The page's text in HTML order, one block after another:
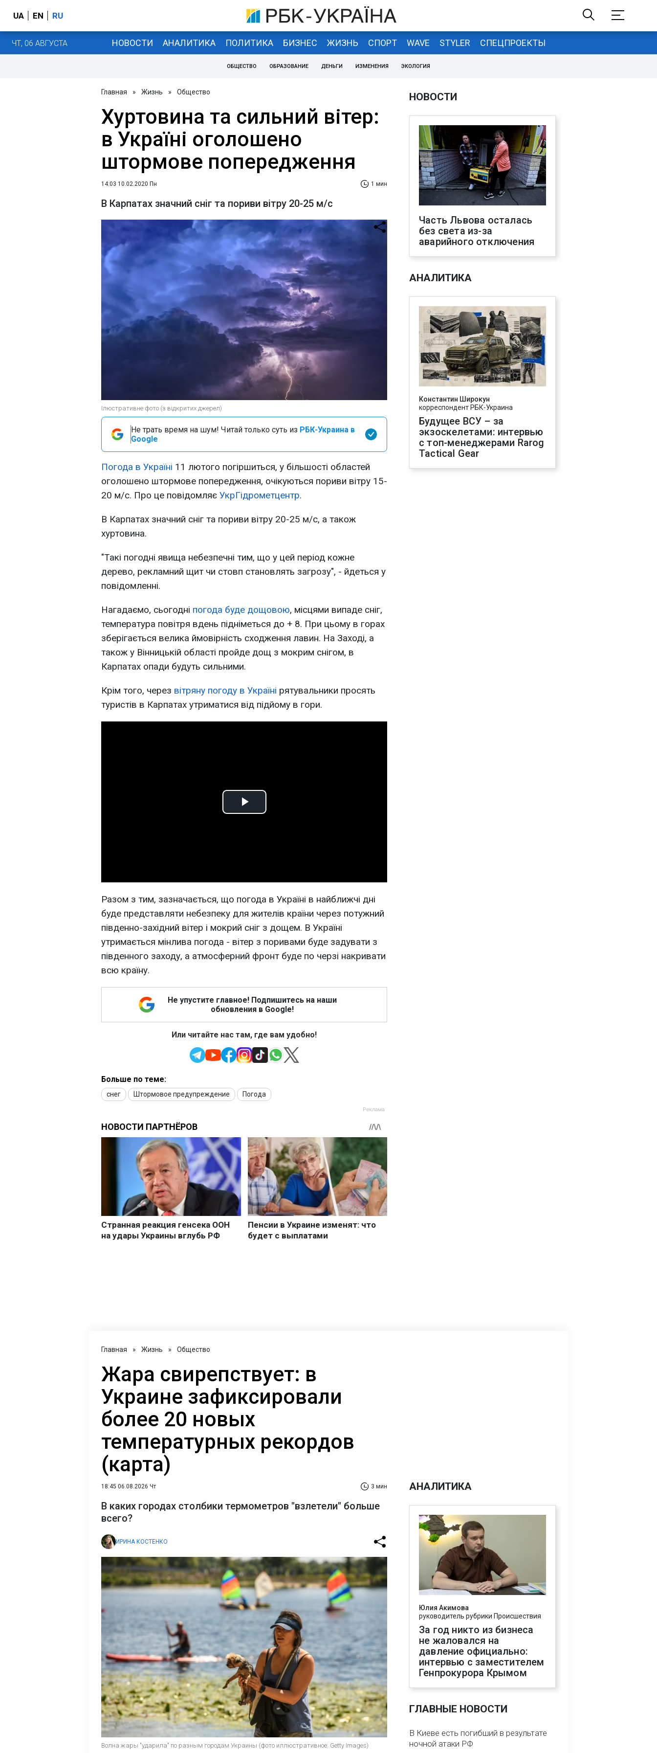
UA EN RU
ЧТ, 06 АВГУСТА НОВОСТИ АНАЛИТИКА ПОЛИТИКА БИЗНЕС ЖИЗНЬ СПОРТ WAVE STYLER СПЕЦПРОЕКТЫ
ОБЩЕСТВО ОБРАЗОВАНИЕ ДЕНЬГИ ИЗМЕНЕНИЯ ЭКОЛОГИЯ
Главная » Жизнь » Общество
Хуртовина та сильний вітер:
в Україні оголошено
штормове попередження
14:03 10.02.2020 Пн 1 мин
В Карпатах значний сніг та пориви вітру 20-25 м/с
Ілюстративне фото (з відкритих джерел)
Не трать время на шум! Читай только суть из РБК-Украина в
Google
Погода в Україні 11 лютого погіршиться, у більшості областей
оголошено штормове попередження, очікуються пориви вітру 15-
20 м/с. Про це повідомляє УкрГідрометцентр.
В Карпатах значний сніг та пориви вітру 20-25 м/с, а також
хуртовина.
"Такі погодні явища небезпечні тим, що у цей період кожне
дерево, рекламний щит чи стовп становлять загрозу", - йдеться у
повідомленні.
Нагадаємо, сьогодні погода буде дощовою, місцями випаде сніг,
температура повітря вдень підніметься до + 8. При цьому в горах
зберігається велика ймовірність сходження лавин. На Заході, а
також у Вінницькій області пройде дощ з мокрим снігом, в
Карпатах опади будуть сильними.
Крім того, через вітряну погоду в Україні рятувальники просять
туристів в Карпатах утриматися від підйому в гори.
Play
Разом з тим, зазначається, що погода в Україні в найближчі дні
буде представляти небезпеку для жителів країни через потужний
південно-західний вітер і мокрий сніг з дощем. В Україні
утримається мінлива погода - вітер з поривами буде задувати з
південного заходу, а атмосферний фронт буде по черзі накривати
всю країну.
Не упустите главное! Подпишитесь на наши
обновления в Google!
Или читайте нас там, где вам удобно!
Больше по теме:
снег Штормовое предупреждение Погода
НОВОСТИ
Часть Львова осталась
без света из-за
аварийного отключения
АНАЛИТИКА
Константин Широкун
корреспондент РБК-Украина
Будущее ВСУ – за
экзоскелетами: интервью
с топ-менеджерами Rarog
Tactical Gear
Главная » Жизнь » Общество
Жара свирепствует: в
Украине зафиксировали
более 20 новых
температурных рекордов
(карта)
18:45 06.08.2026 Чт 3 мин
В каких городах столбики термометров "взлетели" больше
всего?
ИРИНА КОСТЕНКО
Волна жары "ударила" по разным городам Украины (фото иллюстративное: Getty Images)
АНАЛИТИКА
Юлия Акимова
руководитель рубрики Происшествия
За год никто из бизнеса
не жаловался на
давление официально:
интервью с заместителем
Генпрокурора Крымом
ГЛАВНЫЕ НОВОСТИ
В Киеве есть погибший в результате
ночной атаки РФ